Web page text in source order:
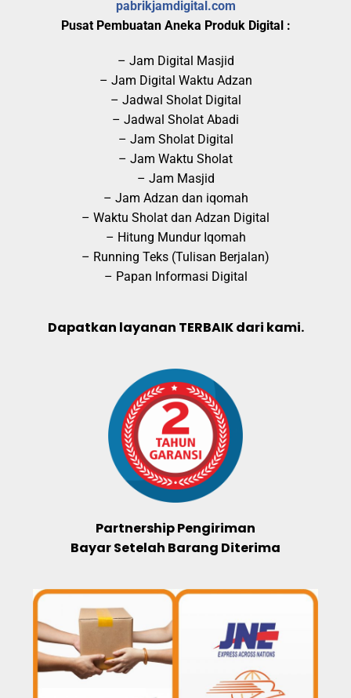
pabrikjamdigital.com
Pusat Pembuatan Aneka Produk Digital :
– Jam Digital Masjid
– Jam Digital Waktu Adzan
– Jadwal Sholat Digital
– Jadwal Sholat Abadi
– Jam Sholat Digital
– Jam Waktu Sholat
– Jam Masjid
– Jam Adzan dan iqomah
– Waktu Sholat dan Adzan Digital
– Hitung Mundur Iqomah
– Running Teks (Tulisan Berjalan)
– Papan Informasi Digital
Dapatkan layanan TERBAIK dari kami.
Partnership Pengiriman
Bayar Setelah Barang Diterima